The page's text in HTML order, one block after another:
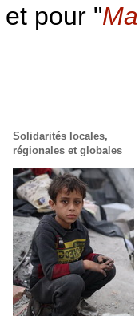
et pour "
Solidarités locales,
régionales et globales